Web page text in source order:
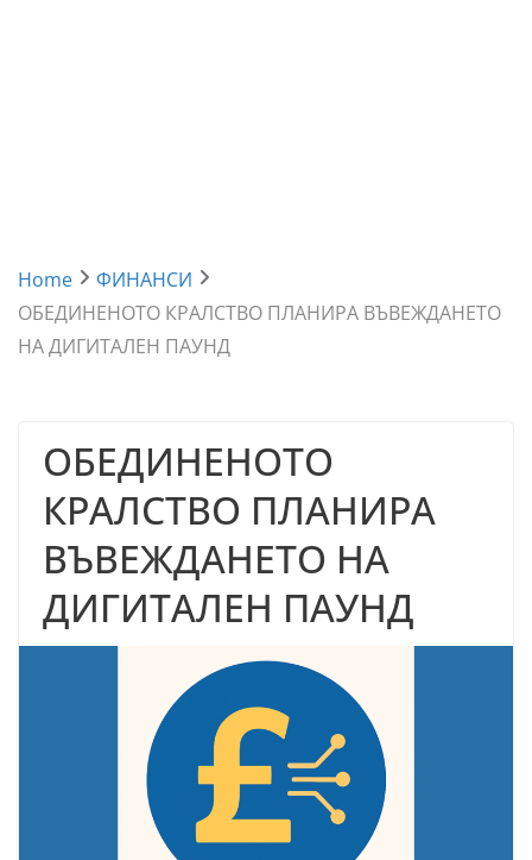
Home
ФИНАНСИ
ОБЕДИНЕНОТО КРАЛСТВО ПЛАНИРА ВЪВЕЖДАНЕТО
НА ДИГИТАЛЕН ПАУНД
ОБЕДИНЕНОТО
КРАЛСТВО ПЛАНИРА
ВЪВЕЖДАНЕТО НА
ДИГИТАЛЕН ПАУНД